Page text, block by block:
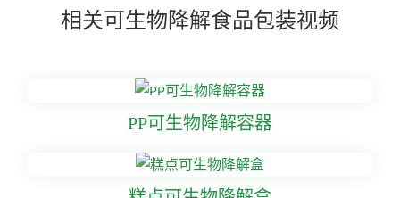
相关可生物降解食品包装视频
PP可生物降解容器